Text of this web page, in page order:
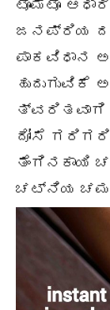
ಟೊಮೆಟೊ
ಜನಪ್ರಿಯ
ಪಾಕವಿಧಾನ
ತ್ವರಿತವಾಗಿ
ದೋಸೆ
ತೆಂಗಿನಕಾಯಿ
ಚಟ್ನಿಯ